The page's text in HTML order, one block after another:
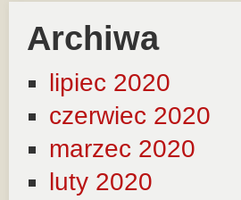
Archiwa
lipiec 2020
czerwiec 2020
marzec 2020
luty 2020